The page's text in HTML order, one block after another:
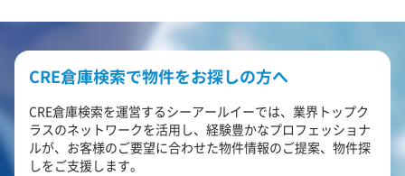
CRE倉庫検索で物件をお探しの方へ
CRE倉庫検索を運営するシーアールイーでは、業界トップク
ラスのネットワークを活用し、経験豊かなプロフェッショナ
ルが、お客様のご要望に合わせた物件情報のご提案、物件探
しをご支援します。